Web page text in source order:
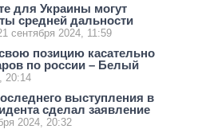
для Украины могут
средней дальности
сентября 2024, 11:59
позицию касательно
по россии – Белый
20:14
выступления в
сделал заявление
2024, 20:32